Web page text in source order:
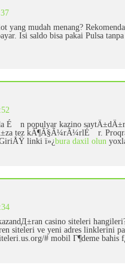
yang mudah menang?
Isi saldo bisa pakai Pulsa
É™n populyar kazino
tez kÃ¶Ã§Ã¼rÃ¼rlÉ™r.
linki ï»¿bura daxil olun
casino siteleri
siteleri ve yeni adres linklerini
# mobil Г¶deme